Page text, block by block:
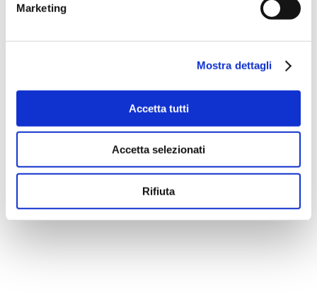
Marketing
Mostra dettagli
Accetta tutti
Accetta selezionati
Rifiuta